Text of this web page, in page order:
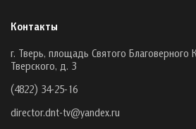
Контакты
г. Тверь, площадь Святого Благоверного
Тверского, д. 3
(4822) 34-25-16
director.dnt-tv@yandex.ru